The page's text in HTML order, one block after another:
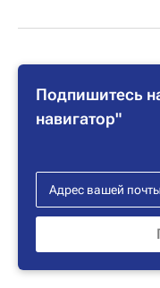
Подпишитесь
навигатор"